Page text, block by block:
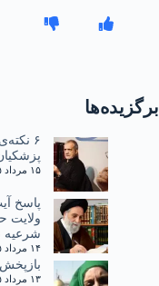
برگزیده‌ها
۱۵ مرداد ۱۴۰۵
پاسخ
ولایت
شرعیه
۱۴ مرداد ۱۴۰۵
۱۳ مرداد ۱۴۰۵